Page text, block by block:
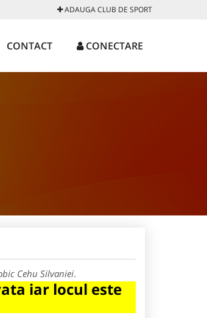
ADAUGA CLUB DE SPORT
CONTACT CONECTARE
Cehu Silvaniei.
iar locul este